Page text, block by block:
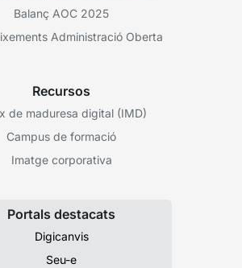
Balanç AOC 2025
Administració Oberta
Recursos
de maduresa digital (IMD)
Campus de formació
Imatge corporativa
Portals destacats
Digicanvis
Seu-e